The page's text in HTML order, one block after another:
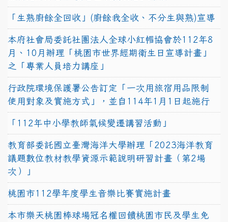
「生熟廚餘全回收」(廚餘我全收、不分生與熟)宣導
本府社會局委託社團法人全球小紅帽協會於112年8
月、10月辦理「桃園市世界經期衛生日宣導計畫」
之「專業人員培力講座」
行政院環境保護署公告訂定「一次用旅宿用品限制
使用對象及實施方式」，並自114年1月1日起施行
「112年中小學教師氣候變遷講習活動」
教育部委託國立臺灣海洋大學辦理「2023海洋教育
議題數位教材教學資源示範說明研習計畫（第2場
次）」
桃園市112學年度學生音樂比賽實施計畫
本市樂天桃園棒球場冠名權回饋桃園市民及學生免